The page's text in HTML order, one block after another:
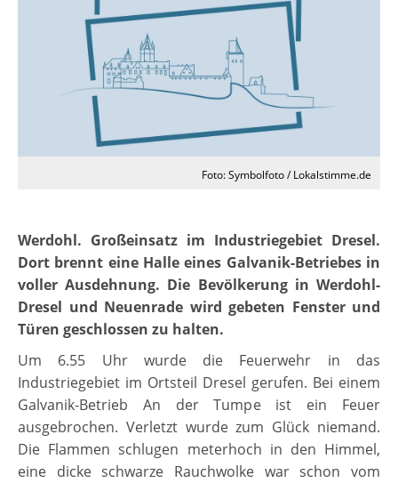
Foto: Symbolfoto / Lokalstimme.de
Werdohl. Großeinsatz im Industriegebiet Dresel.
Dort brennt eine Halle eines Galvanik-Betriebes in
voller Ausdehnung. Die Bevölkerung in Werdohl-
Dresel und Neuenrade wird gebeten Fenster und
Türen geschlossen zu halten.
Um 6.55 Uhr wurde die Feuerwehr in das
Industriegebiet im Ortsteil Dresel gerufen. Bei einem
Galvanik-Betrieb An der Tumpe ist ein Feuer
ausgebrochen. Verletzt wurde zum Glück niemand.
Die Flammen schlugen meterhoch in den Himmel,
eine dicke schwarze Rauchwolke war schon vom